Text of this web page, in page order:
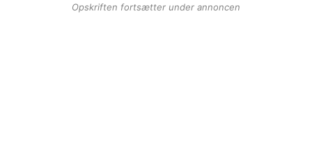
Opskriften fortsætter under annoncen